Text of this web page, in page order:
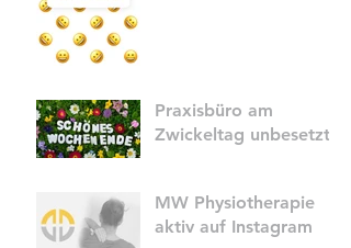
Praxisbüro am
Zwickeltag unbesetzt
MW Physiotherapie
aktiv auf Instagram